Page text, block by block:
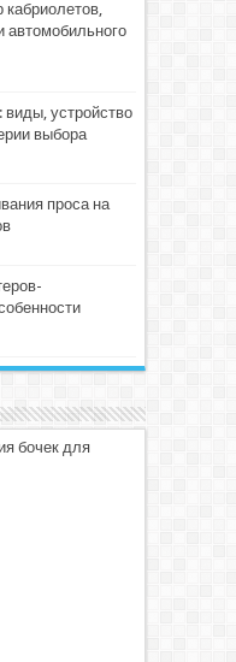
автомобильного
устройство
выбора
проса на
бочек для